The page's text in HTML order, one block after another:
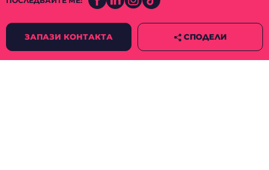
ЗАПАЗИ КОНТАКТА СПОДЕЛИ